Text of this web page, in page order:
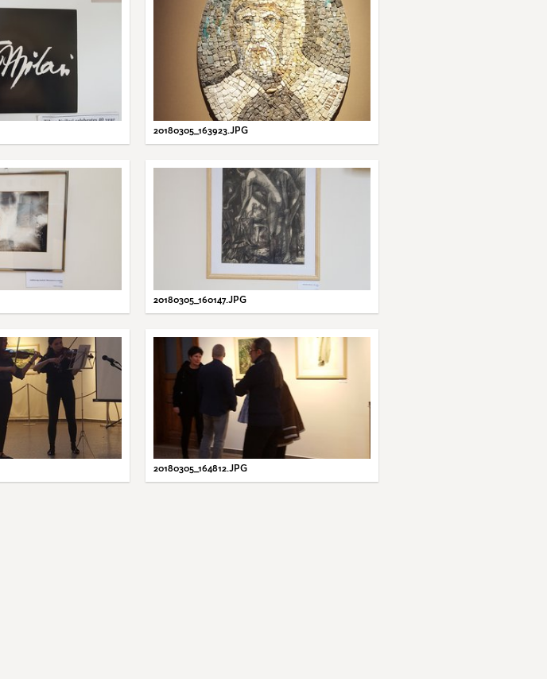
20180305_163923.JPG
20180305_160147.JPG
20180305_164812.JPG